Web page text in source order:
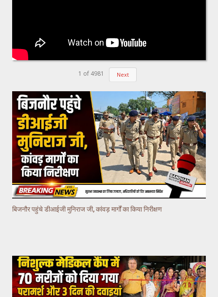
1 of 4981 Next
बिजनौर पहुंचे डीआईजी मुनिराज जी, कांवड़ मार्गों का किया निरीक्षण